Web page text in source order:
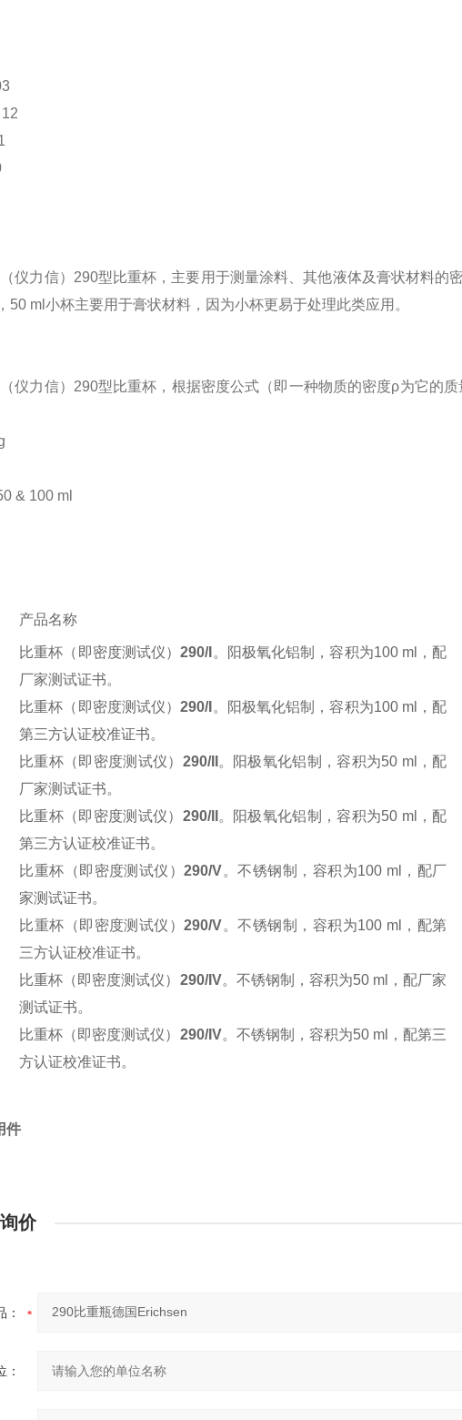
仪力信）290型比重杯，主要用于测量涂料、其他液体及膏状材料的
50 ml小杯主要用于膏状材料，因为小杯更易于处理此类应用。
仪力信）290型比重杯，根据密度公式（即一种物质的密度ρ为它的
& 100 ml
产品名称
比重杯（即密度测试仪）290/I 。阳极氧化铝制，容积为100 ml，配
厂家测试证书。
比重杯（即密度测试仪）290/I 。阳极氧化铝制，容积为100 ml，配
第三方认证校准证书。
比重杯（即密度测试仪） 290/II 。阳极氧化铝制，容积为50 ml，配
厂家测试证书。
比重杯（即密度测试仪） 290/II 。阳极氧化铝制，容积为50 ml，配
第三方认证校准证书。
比重杯（即密度测试仪）290/V。不锈钢制，容积为100 ml，配厂
家测试证书。
比重杯（即密度测试仪）290/V。不锈钢制，容积为100 ml，配第
三方认证校准证书。
比重杯（即密度测试仪） 290/IV。不锈钢制，容积为50 ml，配厂家
测试证书。
比重杯（即密度测试仪） 290/IV。不锈钢制，容积为50 ml，配第三
方认证校准证书。
件
价
：
：